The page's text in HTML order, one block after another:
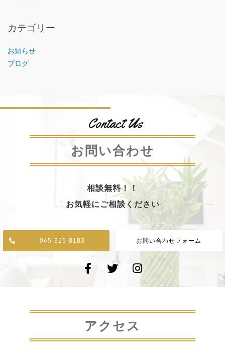
カテゴリー
お知らせ
ブログ
Contact Us
お問い合わせ
相談無料！！
お気軽にご相談ください
045-325-8183 お問い合わせフォーム
アクセス